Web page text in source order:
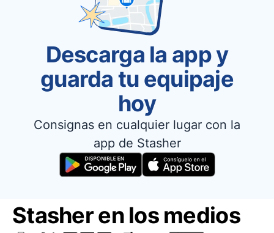
Descarga la app y
guarda tu equipaje
hoy
Consignas en cualquier lugar con la
app de Stasher
Stasher en los medios